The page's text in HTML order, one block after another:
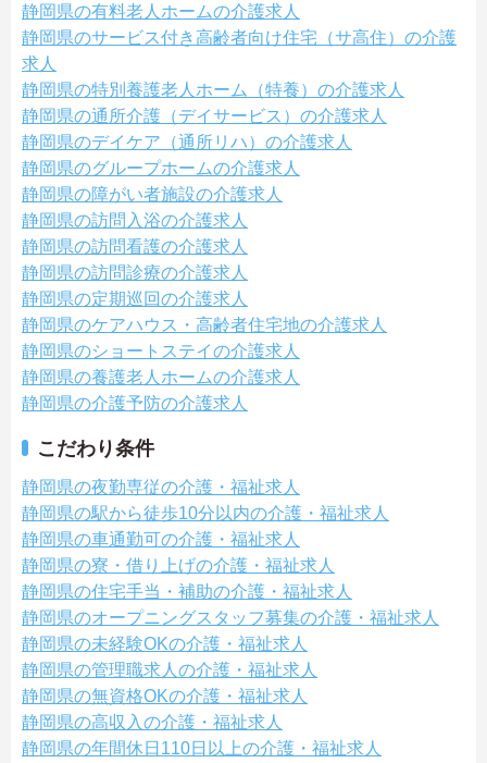
静岡県の有料老人ホームの介護求人
静岡県のサービス付き高齢者向け住宅（サ高住）の介護
求人
静岡県の特別養護老人ホーム（特養）の介護求人
静岡県の通所介護（デイサービス）の介護求人
静岡県のデイケア（通所リハ）の介護求人
静岡県のグループホームの介護求人
静岡県の障がい者施設の介護求人
静岡県の訪問入浴の介護求人
静岡県の訪問看護の介護求人
静岡県の訪問診療の介護求人
静岡県の定期巡回の介護求人
静岡県のケアハウス・高齢者住宅地の介護求人
静岡県のショートステイの介護求人
静岡県の養護老人ホームの介護求人
静岡県の介護予防の介護求人
こだわり条件
静岡県の夜勤専従の介護・福祉求人
静岡県の駅から徒歩10分以内の介護・福祉求人
静岡県の車通勤可の介護・福祉求人
静岡県の寮・借り上げの介護・福祉求人
静岡県の住宅手当・補助の介護・福祉求人
静岡県のオープニングスタッフ募集の介護・福祉求人
静岡県の未経験OKの介護・福祉求人
静岡県の管理職求人の介護・福祉求人
静岡県の無資格OKの介護・福祉求人
静岡県の高収入の介護・福祉求人
静岡県の年間休日110日以上の介護・福祉求人